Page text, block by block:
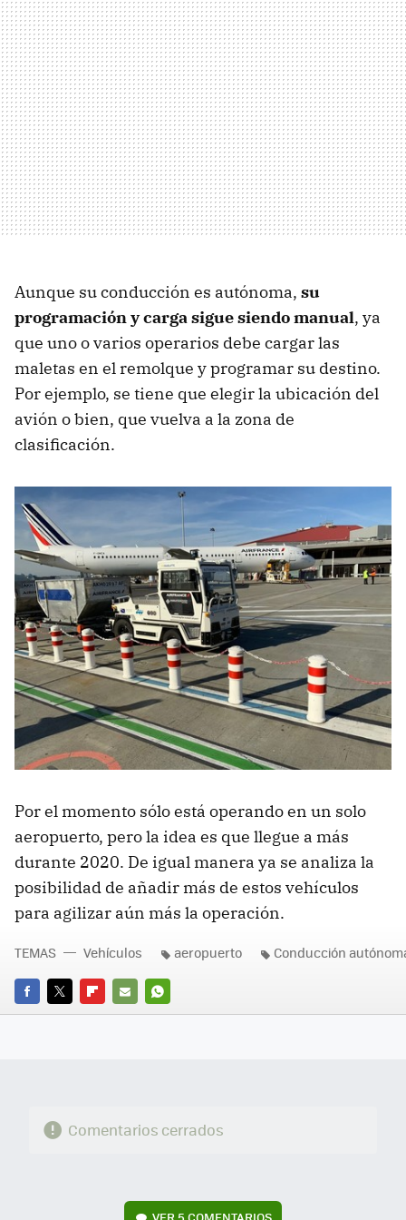
Aunque su conducción es autónoma, su
programación y carga sigue siendo manual, ya
que uno o varios operarios debe cargar las
maletas en el remolque y programar su destino.
Por ejemplo, se tiene que elegir la ubicación del
avión o bien, que vuelva a la zona de
clasificación.
Por el momento sólo está operando en un solo
aeropuerto, pero la idea es que llegue a más
durante 2020. De igual manera ya se analiza la
posibilidad de añadir más de estos vehículos
para agilizar aún más la operación.
FACEBOOK
TWITTERFLIPBOARD
E-
WHATSAPP
TEMAS Vehículos aeropuerto Conducción
Comentarios cerrados